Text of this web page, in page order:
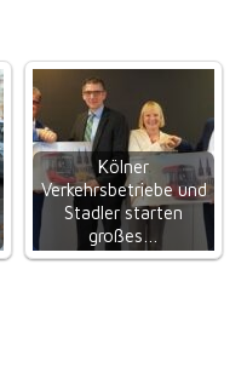
Kölner
Verkehrsbetriebe und
Stadler starten
großes…